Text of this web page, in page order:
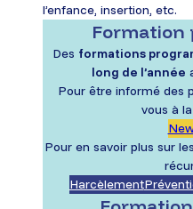
l’enfance, insertion, etc.
Formation
Des formations
long de l’année
Pour être informé des
vous à
Pour en savoir plus sur
Harcèlement